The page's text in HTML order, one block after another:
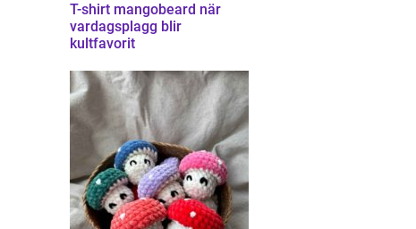
T-shirt mangobeard när
vardagsplagg blir
kultfavorit